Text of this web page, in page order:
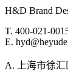
H&D Brand
T. 400-021-
E.
A. 上海市徐